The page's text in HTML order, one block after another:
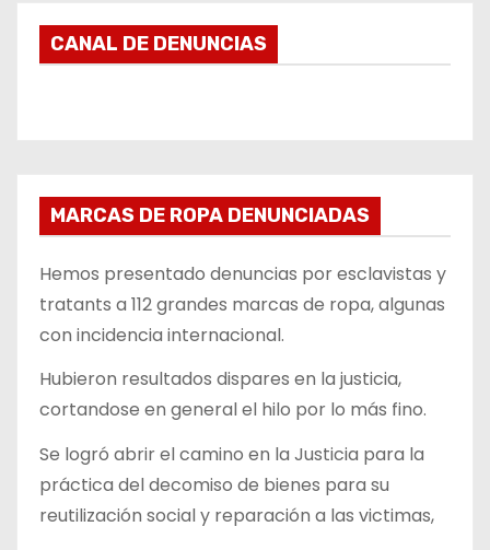
CANAL DE DENUNCIAS
MARCAS DE ROPA DENUNCIADAS
Hemos presentado denuncias por esclavistas y
tratants a 112 grandes marcas de ropa, algunas
con incidencia internacional.
Hubieron resultados dispares en la justicia,
cortandose en general el hilo por lo más fino.
Se logró abrir el camino en la Justicia para la
práctica del decomiso de bienes para su
reutilización social y reparación a las victimas,